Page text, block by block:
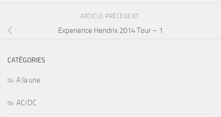
ARTICLE PRÉCÉDENT
Experience Hendrix 2014 Tour – 1
CATÉGORIES
A la une
AC/DC